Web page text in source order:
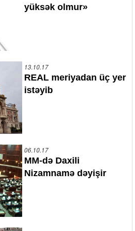
yüksək olmur»
13.10.17
REAL meriyadan üç yer
istəyib
06.10.17
MM-də Daxili
Nizamnamə dəyişir